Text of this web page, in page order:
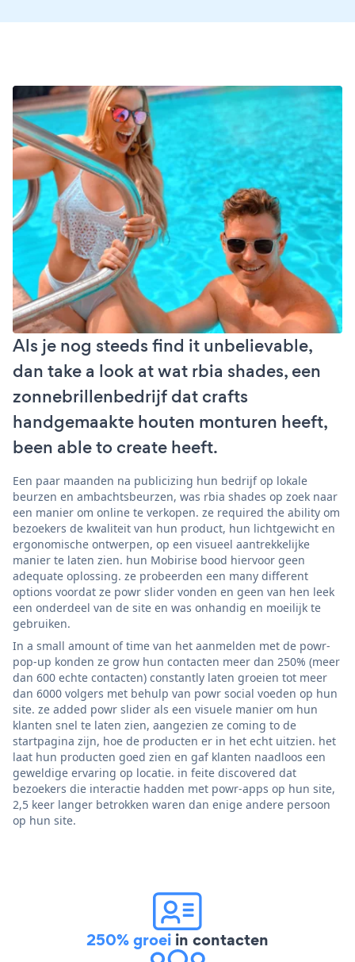
Als je nog steeds find it unbelievable,
dan take a look at wat rbia shades, een
zonnebrillenbedrijf dat crafts
handgemaakte houten monturen heeft,
been able to create heeft.
Een paar maanden na publicizing hun bedrijf op lokale
beurzen en ambachtsbeurzen, was rbia shades op zoek naar
een manier om online te verkopen. ze required the ability om
bezoekers de kwaliteit van hun product, hun lichtgewicht en
ergonomische ontwerpen, op een visueel aantrekkelijke
manier te laten zien. hun Mobirise bood hiervoor geen
adequate oplossing. ze probeerden een many different
options voordat ze powr slider vonden en geen van hen leek
een onderdeel van de site en was onhandig en moeilijk te
gebruiken.
In a small amount of time van het aanmelden met de powr-
pop-up konden ze grow hun contacten meer dan 250% (meer
dan 600 echte contacten) constantly laten groeien tot meer
dan 6000 volgers met behulp van powr social voeden op hun
site. ze added powr slider als een visuele manier om hun
klanten snel te laten zien, aangezien ze coming to de
startpagina zijn, hoe de producten er in het echt uitzien. het
laat hun producten goed zien en gaf klanten naadloos een
geweldige ervaring op locatie. in feite discovered dat
bezoekers die interactie hadden met powr-apps op hun site,
2,5 keer langer betrokken waren dan enige andere persoon
op hun site.
250% groei in contacten